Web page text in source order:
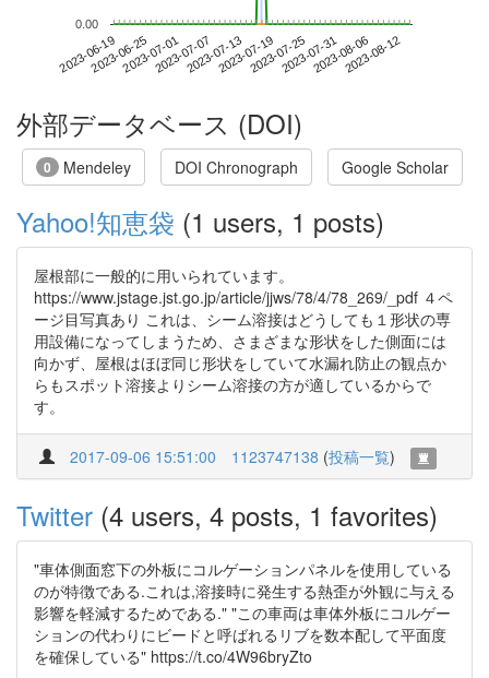
2023-06-192023-06-252023-07-012023-07-072023-07-132023-07-192023-07-252023-07-312023-08-062023-08-12
0.00
外部データベース (DOI)
0 Mendeley DOI Chronograph Google Scholar
Yahoo!知恵袋 (1 users, 1 posts)
屋根部に一般的に用いられています。
https://www.jstage.jst.go.jp/article/jjws/78/4/78_269/_pdf ４ペ
ージ目写真あり これは、シーム溶接はどうしても１形状の専
用設備になってしまうため、さまざまな形状をした側面には
向かず、屋根はほぼ同じ形状をしていて水漏れ防止の観点か
らもスポット溶接よりシーム溶接の方が適しているからで
す。
2017-09-06 15:51:00 1123747138 (投稿一覧)
Twitter (4 users, 4 posts, 1 favorites)
"車体側面窓下の外板にコルゲーションパネルを使用している
のが特徴である.これは,溶接時に発生する熱歪が外観に与える
影響を軽減するためである." "この車両は車体外板にコルゲー
ションの代わりにビードと呼ばれるリブを数本配して平面度
を確保している" https://t.co/4W96bryZto